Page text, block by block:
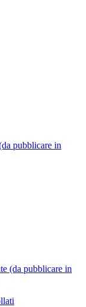
pubblicare in
(da pubblicare in